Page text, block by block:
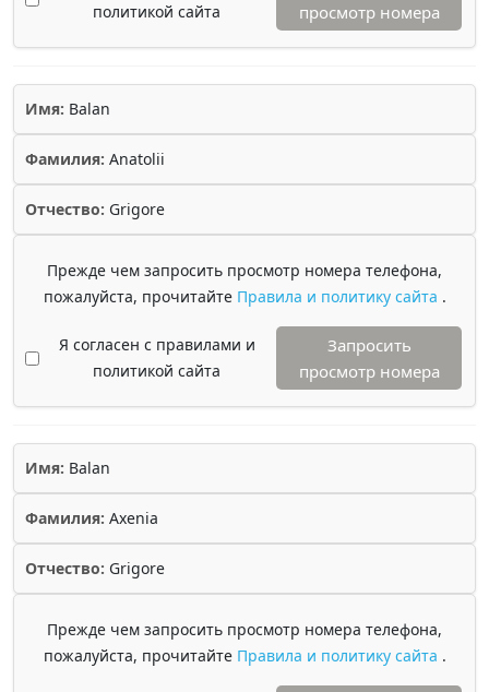
политикой сайта
просмотр номера
Имя: Balan
Фамилия: Anatolii
Отчество: Grigore
Прежде чем запросить просмотр номера телефона,
пожалуйста, прочитайте Правила и политику сайта .
Я согласен с правилами и
политикой сайта
Запросить
просмотр номера
Имя: Balan
Фамилия: Axenia
Отчество: Grigore
Прежде чем запросить просмотр номера телефона,
пожалуйста, прочитайте Правила и политику сайта .